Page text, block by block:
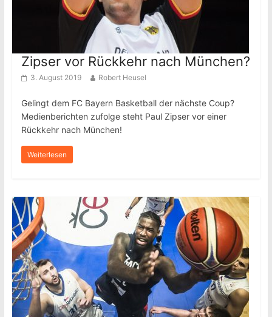
Zipser vor Rückkehr nach München?
3. August 2019 Robert Heusel
Gelingt dem FC Bayern Basketball der nächste Coup?
Medienberichten zufolge steht Paul Zipser vor einer
Rückkehr nach München!
Weiterlesen